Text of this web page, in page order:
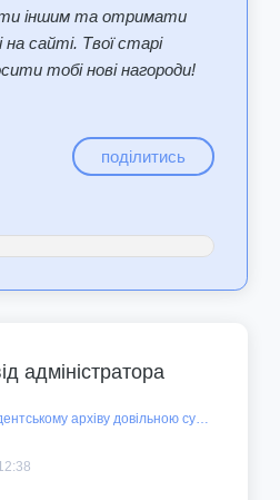
іншим та отримати
сайті. Твої старі
тобі нові нагороди!
поділитись
адміністратора
подякувати студентському архіву довільною сумою